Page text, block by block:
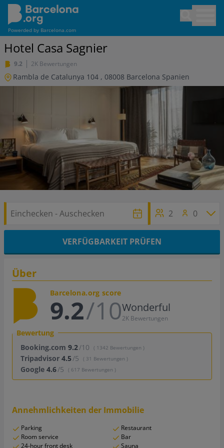
Direkt
Inhalt
Powerded by Barcelona.com
Hotel Casa Sagnier
9.2 2K Bewertungen
Rambla de Catalunya 104 , 08008 Barcelona Spanien
2 0
VERFÜGBARKEIT PRÜFEN
Über
Barcelona.org score
9.2/10Wonderful
2K Bewertungen
Bewertung
Booking.com 9.2/10 ( 1342 Bewertungen )
Tripadvisor 4.5/5 ( 31 Bewertungen )
Google 4.6/5 ( 617 Bewertungen )
Annehmlichkeiten der Immobilie
Parking
Restaurant
Room service
Bar
24-hour front desk
Sauna